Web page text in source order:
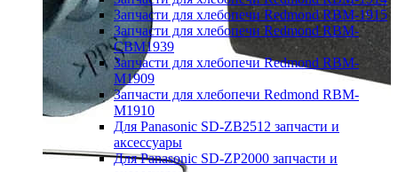
Запчасти для хлебопечи Redmond RBM-1915
Запчасти для хлебопечи Redmond RBM-
CBM1939
Запчасти для хлебопечи Redmond RBM-
M1909
Запчасти для хлебопечи Redmond RBM-
M1910
Для Panasonic SD-ZB2512 запчасти и
аксессуары
Для Panasonic SD-ZP2000 запчасти и